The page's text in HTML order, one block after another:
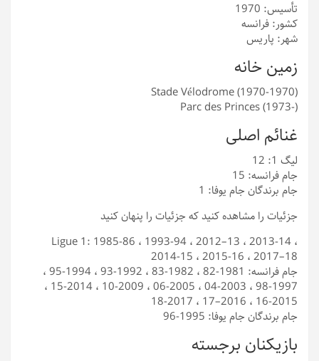
تأسیس: 1970
کشور: فرانسه
شهر: پاریس
زمین خانه
Stade Vélodrome (1970-1970)
Parc des Princes (1973-)
غنائم اصلی
لیگ 1: 12
جام فرانسه: 15
جام برندگان جام یوفا: 1
جزئیات را مشاهده کنید که جزئیات را پنهان کنید
Ligue 1: 1985-86 ، 1993-94 ، 2012–13 ، 2013-14 ،
2014-15 ، 2015-16 ، 2017–18
جام فرانسه: 1981-82 ، 1982-83 ، 1992-93 ، 1994-95 ،
1997-98 ، 2003-04 ، 2005-06 ، 2009-10 ، 2014-15 ،
2015-16 ، 2016–17 ، 2017-18
جام برندگان جام یوفا: 1995-96
بازیکنان برجسته